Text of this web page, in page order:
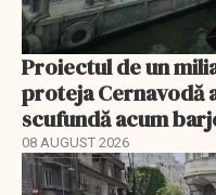
Proiectul de un
proteja Cernavodă
scufundă acum
08 AUGUST 2026